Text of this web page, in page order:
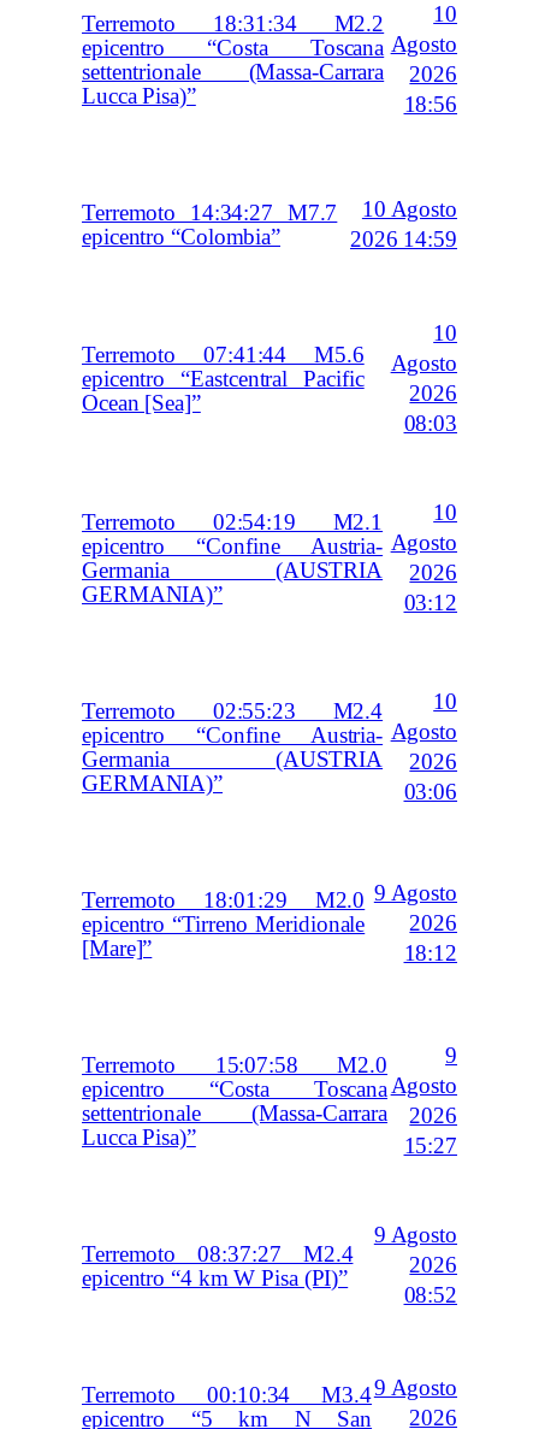
Terremoto 18:31:34 M2.2
epicentro “Costa Toscana
settentrionale (Massa-Carrara
Lucca Pisa)”
10
Agosto
2026
18:56
Terremoto 14:34:27 M7.7
epicentro “Colombia”
10 Agosto
2026 14:59
Terremoto 07:41:44 M5.6
epicentro “Eastcentral Pacific
Ocean [Sea]”
10
Agosto
2026
08:03
Terremoto 02:54:19 M2.1
epicentro “Confine Austria-
Germania (AUSTRIA
GERMANIA)”
10
Agosto
2026
03:12
Terremoto 02:55:23 M2.4
epicentro “Confine Austria-
Germania (AUSTRIA
GERMANIA)”
10
Agosto
2026
03:06
Terremoto 18:01:29 M2.0
epicentro “Tirreno Meridionale
[Mare]”
9 Agosto
2026
18:12
Terremoto 15:07:58 M2.0
epicentro “Costa Toscana
settentrionale (Massa-Carrara
Lucca Pisa)”
9
Agosto
2026
15:27
Terremoto 08:37:27 M2.4
epicentro “4 km W Pisa (PI)”
9 Agosto
2026
08:52
Terremoto 00:10:34 M3.4
epicentro “5 km N San
9 Agosto
2026